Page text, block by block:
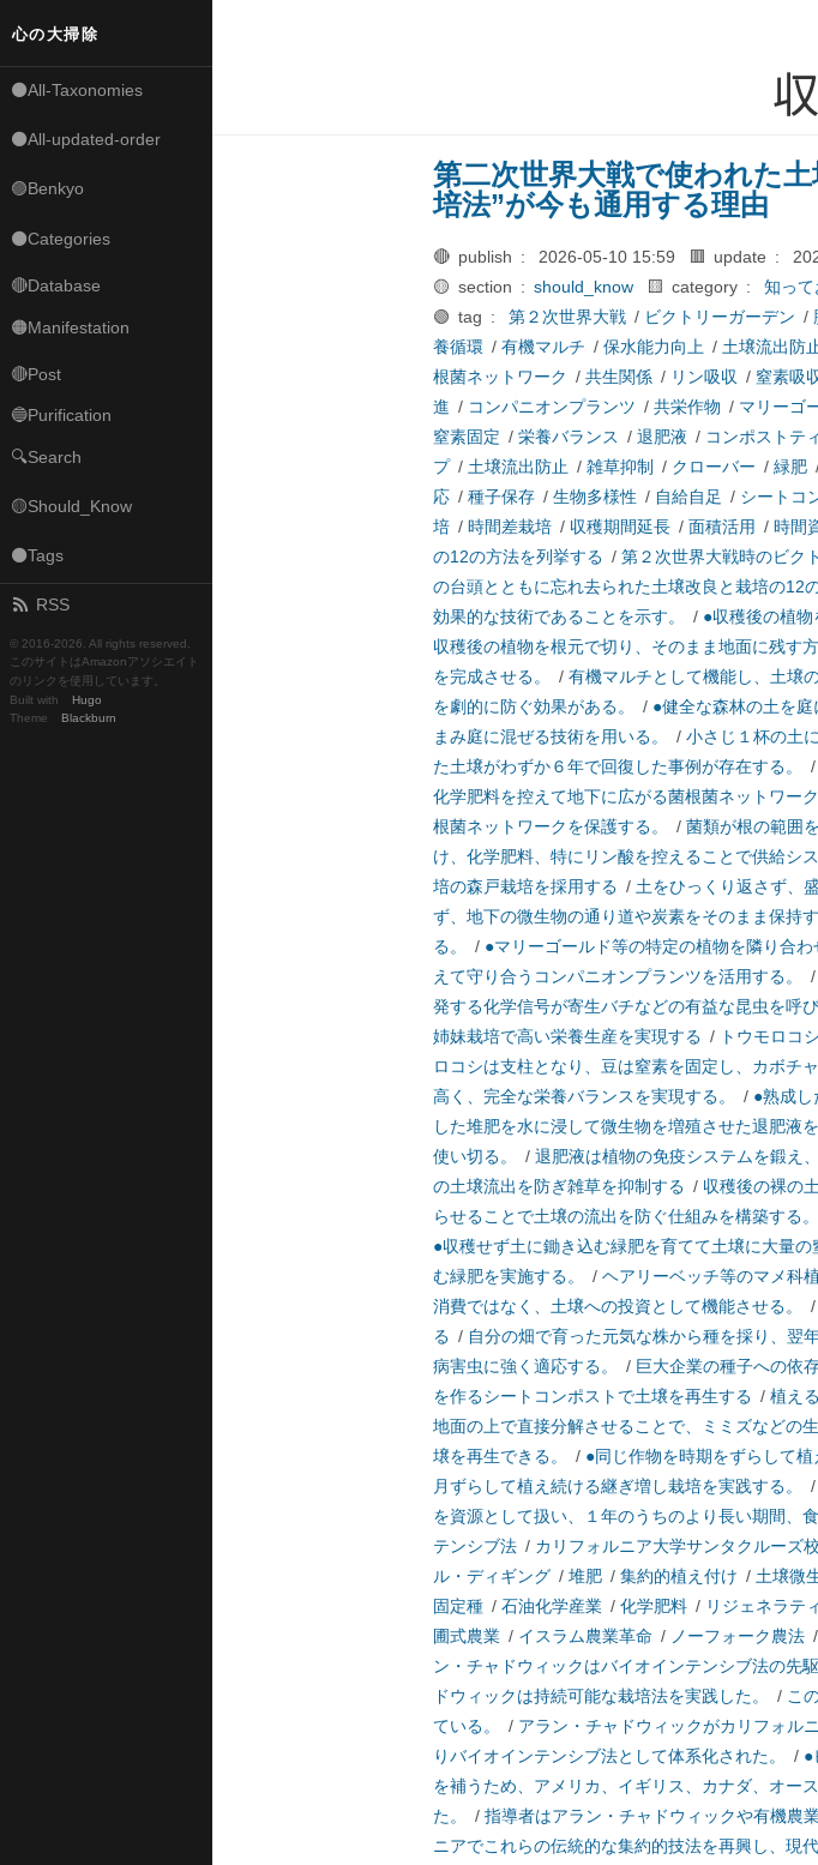
心の大掃除
⚫All-Taxonomies
⚫All-updated-order
🟣Benkyo
⚫Categories
🔴Database
🟠Manifestation
🔴Post
🔵Purification
🔍Search
🟡Should_Know
⚫Tags
RSS
© 2016-2026. All rights reserved.
このサイトはAmazonアソシエイト
のリンクを使用しています。
Built with
Hugo
Theme
Blackburn
第二次世界大戦で使われた
培法”が今も通用する理由
🔴 publish : 2026-05-10 15:59 🟥 update :
🟡 section : should_know 🟨 category :
知って
🟢 tag :
第２次世界大戦/ ビクトリーガーデン /
養循環/ 有機マルチ / 保水能力向上/ 土壌流出防
根菌ネットワーク / 共生関係/ リン吸収 / 窒素吸
進 / コンパニオンプランツ / 共栄作物 / マリーゴ
窒素固定 / 栄養バランス / 退肥液 / コンポストティ
プ/ 土壌流出防止 / 雑草抑制 / クローバー / 緑肥
応/ 種子保存/ 生物多様性 / 自給自足 / シートコ
培/ 時間差栽培/ 収穫期間延長/ 面積活用 / 時間
の12の方法を列挙する / 第２次世界大戦時のビク
の台頭とともに忘れ去られた土壌改良と栽培の12
効果的な技術であることを示す。
/ ●収穫後の植
収穫後の植物を根元で切り、そのまま地面に残す方
を完成させる。
/ 有機マルチとして機能し、土壌
を劇的に防ぐ効果がある。
/ ●健全な森林の土を
まみ庭に混ぜる技術を用いる。
/ 小さじ１杯の土
た土壌がわずか６年で回復した事例が存在する。
/
化学肥料を控えて地下に広がる菌根菌ネットワー
根菌ネットワークを保護する。
/ 菌類が根の範囲
け、化学肥料、特にリン酸を控えることで供給シス
培の森戸栽培を採用する / 土をひっくり返さず、
ず、地下の微生物の通り道や炭素をそのまま保持す
る。
/ ●マリーゴールド等の特定の植物を隣り合
えて守り合うコンパニオンプランツを活用する。
/
発する化学信号が寄生バチなどの有益な昆虫を呼
姉妹栽培で高い栄養生産を実現する / トウモロコ
ロコシは支柱となり、豆は窒素を固定し、カボチ
高く、完全な栄養バランスを実現する。
/ ●熟成
した堆肥を水に浸して微生物を増殖させた退肥液を
使い切る。
/ 退肥液は植物の免疫システムを鍛え
の土壌流出を防ぎ雑草を抑制する / 収穫後の裸の
らせることで土壌の流出を防ぐ仕組みを構築する。
●収穫せず土に鋤き込む緑肥を育てて土壌に大量の
む緑肥を実施する。
/ ヘアリーベッチ等のマメ科
消費ではなく、土壌への投資として機能させる。
/
る / 自分の畑で育った元気な株から種を採り、翌
病害虫に強く適応する。
/ 巨大企業の種子への依
を作るシートコンポストで土壌を再生する / 植え
地面の上で直接分解させることで、ミミズなどの
壌を再生できる。
/ ●同じ作物を時期をずらして
月ずらして植え続ける継ぎ増し栽培を実践する。
/
を資源として扱い、１年のうちのより長い期間、食
テンシブ法/ カリフォルニア大学サンタクルーズ校
ル・ディギング/ 堆肥/ 集約的植え付け / 土壌微
固定種/ 石油化学産業/ 化学肥料/ リジェネラテ
圃式農業/ イスラム農業革命 / ノーフォーク農法/
ン・チャドウィックはバイオインテンシブ法の先
ドウィックは持続可能な栽培法を実践した。
/ こ
ている。
/ アラン・チャドウィックがカリフォル
りバイオインテンシブ法として体系化された。
/ ●
を補うため、アメリカ、イギリス、カナダ、オー
た。
/ 指導者はアラン・チャドウィックや有機農
ニアでこれらの伝統的な集約的技法を再興し、現